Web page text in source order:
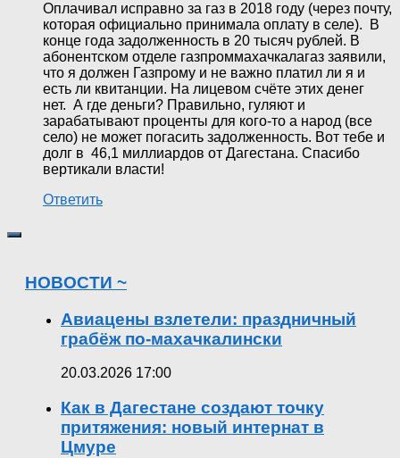
Оплачивал исправно за газ в 2018 году (через почту,
которая официально принимала оплату в селе). В
конце года задолженность в 20 тысяч рублей. В
абонентском отделе газпроммахачкалагаз заявили,
что я должен Газпрому и не важно платил ли я и
есть ли квитанции. На лицевом счёте этих денег
нет. А где деньги? Правильно, гуляют и
зарабатывают проценты для кого-то а народ (все
село) не может погасить задолженность. Вот тебе и
долг в 46,1 миллиардов от Дагестана. Спасибо
вертикали власти!
Ответить
НОВОСТИ ~
Авиацены взлетели: праздничный
грабёж по-махачкалински
20.03.2026 17:00
Как в Дагестане создают точку
притяжения: новый интернат в
Цмуре